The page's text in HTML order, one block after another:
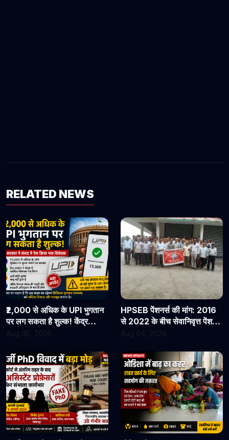
RELATED NEWS
₹2,000 से अधिक के UPI भुगतान
पर लग सकता है शुल्क! केंद्र
सरकार ने संसद में पेश किया नया
Aug 05, 2026
HPSEB पेंशनर्स की मांग: 2016
से 2022 के बीच सेवानिवृत्त पेंशनरों
के सभी देय लाभ तुरंत जारी किए
Aug 04, 2026